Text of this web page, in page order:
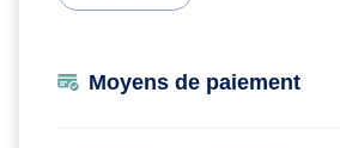
Moyens de paiement